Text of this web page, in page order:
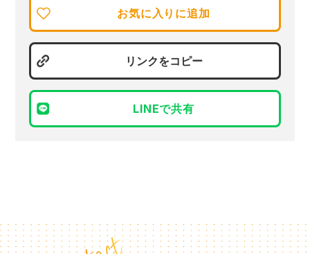
お気に入りに追加
リンクをコピー
LINEで共有